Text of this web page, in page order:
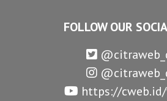
FOLLOW OUR
https://